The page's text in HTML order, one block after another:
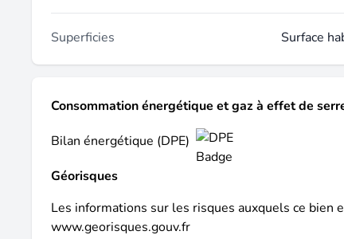
Superficies Surface
Consommation énergétique et gaz à effet de
Bilan énergétique (DPE)
Géorisques
Les informations sur les risques auxquels ce
www.georisques.gouv.fr